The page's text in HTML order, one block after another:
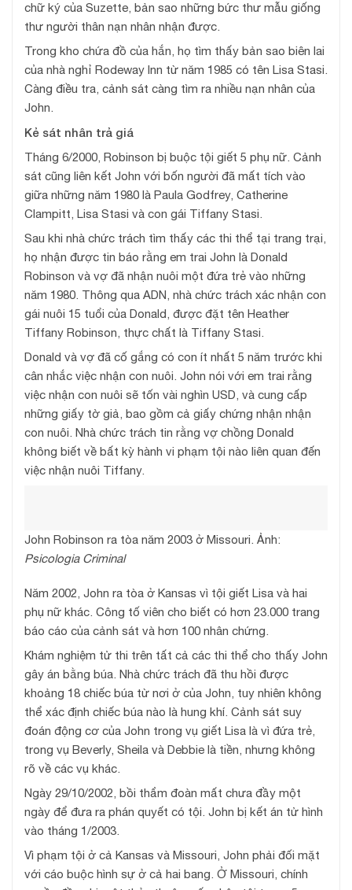
chữ ký của Suzette, bản sao những bức thư mẫu giống
thư người thân nạn nhân nhận được.
Trong kho chứa đồ của hắn, họ tìm thấy bản sao biên lai
của nhà nghỉ Rodeway Inn từ năm 1985 có tên Lisa Stasi.
Càng điều tra, cảnh sát càng tìm ra nhiều nạn nhân của
John.
Kẻ sát nhân trả giá
Tháng 6/2000, Robinson bị buộc tội giết 5 phụ nữ. Cảnh
sát cũng liên kết John với bốn người đã mất tích vào
giữa những năm 1980 là Paula Godfrey, Catherine
Clampitt, Lisa Stasi và con gái Tiffany Stasi.
Sau khi nhà chức trách tìm thấy các thi thể tại trang trại,
họ nhận được tin báo rằng em trai John là Donald
Robinson và vợ đã nhận nuôi một đứa trẻ vào những
năm 1980. Thông qua ADN, nhà chức trách xác nhận con
gái nuôi 15 tuổi của Donald, được đặt tên Heather
Tiffany Robinson, thực chất là Tiffany Stasi.
Donald và vợ đã cố gắng có con ít nhất 5 năm trước khi
cân nhắc việc nhận con nuôi. John nói với em trai rằng
việc nhận con nuôi sẽ tốn vài nghìn USD, và cung cấp
những giấy tờ giả, bao gồm cả giấy chứng nhận nhận
con nuôi. Nhà chức trách tin rằng vợ chồng Donald
không biết về bất kỳ hành vi phạm tội nào liên quan đến
việc nhận nuôi Tiffany.
John Robinson ra tòa năm 2003 ở Missouri. Ảnh:
Psicologia Criminal
Năm 2002, John ra tòa ở Kansas vì tội giết Lisa và hai
phụ nữ khác. Công tố viên cho biết có hơn 23.000 trang
báo cáo của cảnh sát và hơn 100 nhân chứng.
Khám nghiệm tử thi trên tất cả các thi thể cho thấy John
gây án bằng búa. Nhà chức trách đã thu hồi được
khoảng 18 chiếc búa từ nơi ở của John, tuy nhiên không
thể xác định chiếc búa nào là hung khí. Cảnh sát suy
đoán động cơ của John trong vụ giết Lisa là vì đứa trẻ,
trong vụ Beverly, Sheila và Debbie là tiền, nhưng không
rõ về các vụ khác.
Ngày 29/10/2002, bồi thẩm đoàn mất chưa đầy một
ngày để đưa ra phán quyết có tội. John bị kết án tử hình
vào tháng 1/2003.
Vì phạm tội ở cả Kansas và Missouri, John phải đối mặt
với cáo buộc hình sự ở cả hai bang. Ở Missouri, chính